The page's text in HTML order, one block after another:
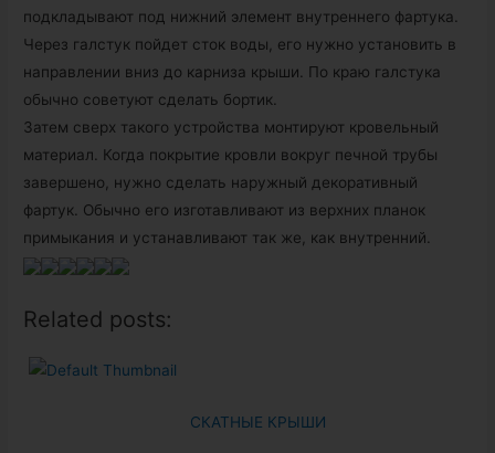
подкладывают под нижний элемент внутреннего фартука.
Через галстук пойдет сток воды, его нужно установить в
направлении вниз до карниза крыши. По краю галстука
обычно советуют сделать бортик.
Затем сверх такого устройства монтируют кровельный
материал. Когда покрытие кровли вокруг печной трубы
завершено, нужно сделать наружный декоративный
фартук. Обычно его изготавливают из верхних планок
примыкания и устанавливают так же, как внутренний.
Related posts:
СКАТНЫЕ КРЫШИ